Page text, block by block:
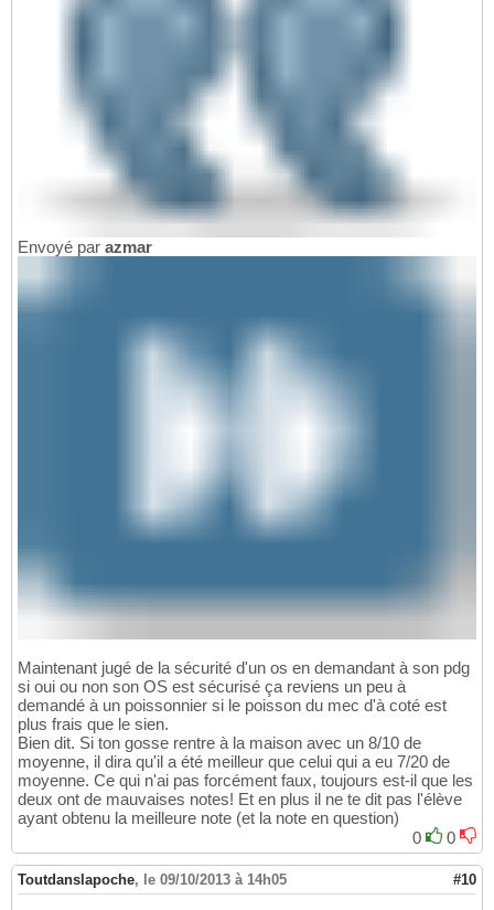
Envoyé par azmar
Maintenant jugé de la sécurité d'un os en demandant à son pdg
si oui ou non son OS est sécurisé ça reviens un peu à
demandé à un poissonnier si le poisson du mec d'à coté est
plus frais que le sien.
Bien dit. Si ton gosse rentre à la maison avec un 8/10 de
moyenne, il dira qu'il a été meilleur que celui qui a eu 7/20 de
moyenne. Ce qui n'ai pas forcément faux, toujours est-il que les
deux ont de mauvaises notes! Et en plus il ne te dit pas l'élève
ayant obtenu la meilleure note (et la note en question)
0
0
Toutdanslapoche, le 09/10/2013 à 14h05 #10